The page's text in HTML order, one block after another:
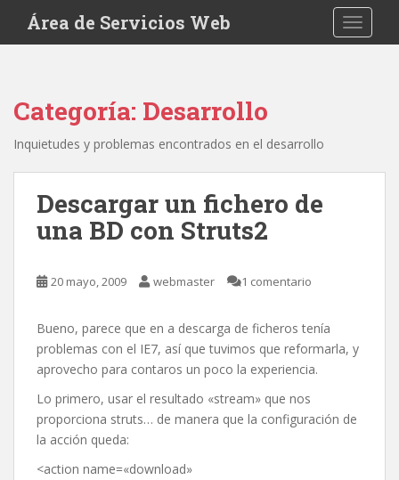
i
Área de Servicios Web
Categoría: Desarrollo
Inquietudes y problemas encontrados en el desarrollo
Descargar un fichero de
una BD con Struts2
20 mayo, 2009 webmaster 1 comentario
Bueno, parece que en a descarga de ficheros tenía
problemas con el IE7, así que tuvimos que reformarla, y
aprovecho para contaros un poco la experiencia.
Lo primero, usar el resultado «stream» que nos
proporciona struts… de manera que la configuración de
la acción queda:
<action name=«download»